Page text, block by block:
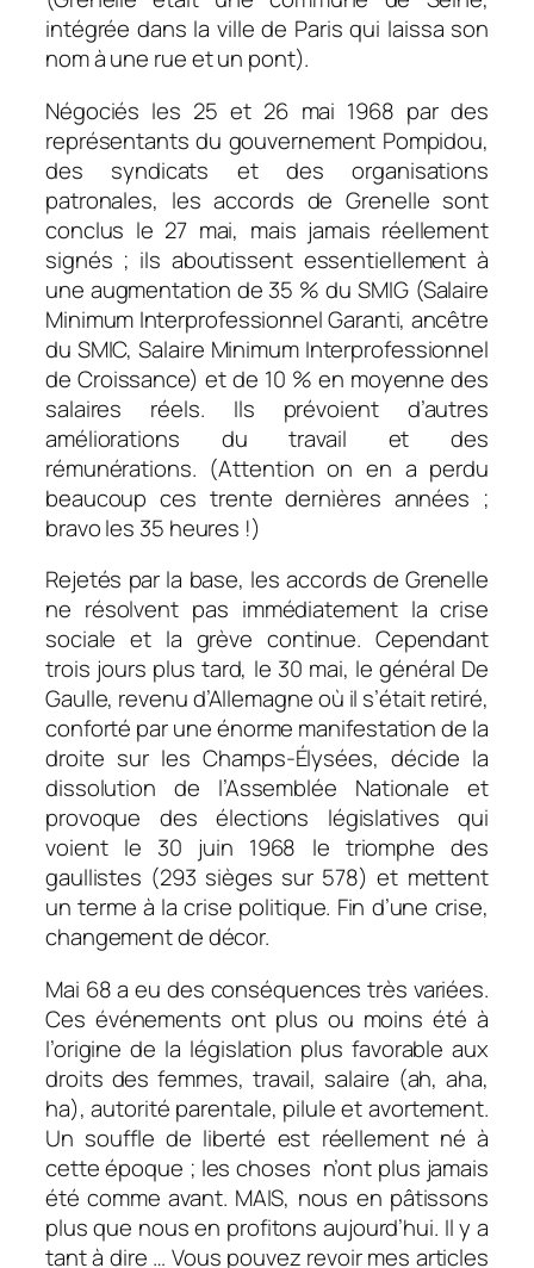
intégrée dans la ville de Paris qui laissa son
nom à une rue et un pont).
Négociés les 25 et 26 mai 1968 par des
représentants du gouvernement Pompidou,
des syndicats et des organisations
patronales, les accords de Grenelle sont
conclus le 27 mai, mais jamais réellement
signés ; ils aboutissent essentiellement à
une augmentation de 35 % du SMIG (Salaire
Minimum Interprofessionnel Garanti, ancêtre
du SMIC, Salaire Minimum Interprofessionnel
de Croissance) et de 10 % en moyenne des
salaires réels. Ils prévoient d’autres
améliorations du travail et des
rémunérations. (Attention on en a perdu
beaucoup ces trente dernières années ;
bravo les 35 heures !)
Rejetés par la base, les accords de Grenelle
ne résolvent pas immédiatement la crise
sociale et la grève continue. Cependant
trois jours plus tard, le 30 mai, le général De
Gaulle, revenu d’Allemagne où il s’était retiré,
conforté par une énorme manifestation de la
droite sur les Champs-Élysées, décide la
dissolution de l’Assemblée Nationale et
provoque des élections législatives qui
voient le 30 juin 1968 le triomphe des
gaullistes (293 sièges sur 578) et mettent
un terme à la crise politique. Fin d’une crise,
changement de décor.
Mai 68 a eu des conséquences très variées.
Ces événements ont plus ou moins été à
l’origine de la législation plus favorable aux
droits des femmes, travail, salaire (ah, aha,
ha), autorité parentale, pilule et avortement.
Un souffle de liberté est réellement né à
cette époque ; les choses n’ont plus jamais
été comme avant. MAIS, nous en pâtissons
plus que nous en profitons aujourd’hui. Il y a
tant à dire … Vous pouvez revoir mes articles